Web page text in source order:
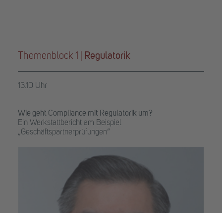
Themenblock 1 | Regulatorik
13.10 Uhr
Wie geht Compliance mit Regulatorik um?
Ein Werkstattbericht am Beispiel
„Geschäftspartnerprüfungen“